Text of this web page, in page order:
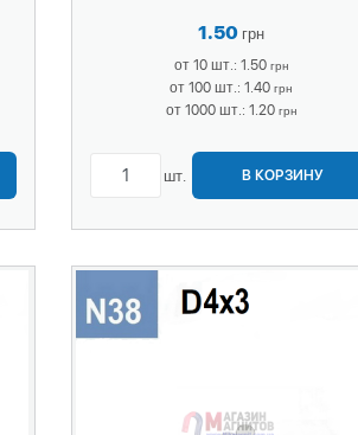
1.50 грн
от 10 шт.: 1.50 грн
от 100 шт.: 1.40 грн
от 1000 шт.: 1.20 грн
шт. В КОРЗИНУ